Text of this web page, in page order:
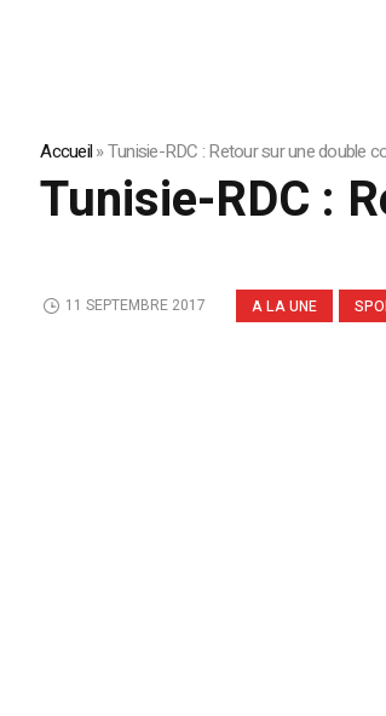
Accueil»Tunisie-RDC : Retour sur une double
Tunisie-RDC :
A LA UNE
11 SEPTEMBRE 2017